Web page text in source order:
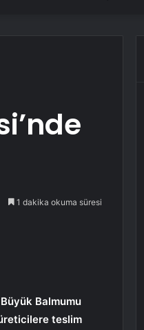
1 dakika okuma süresi
Balmumu
teslim